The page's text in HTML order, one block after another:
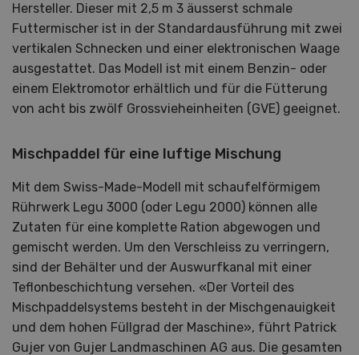
Hersteller. Dieser mit 2,5 m 3 äusserst schmale
Futtermischer ist in der Standardausführung mit zwei
vertikalen Schnecken und einer elektronischen Waage
ausgestattet. Das Modell ist mit einem Benzin- oder
einem Elektromotor erhältlich und für die Fütterung
von acht bis zwölf Grossvieheinheiten (GVE) geeignet.
Mischpaddel für eine luftige Mischung
Mit dem Swiss-Made-Modell mit schaufelförmigem
Rührwerk Legu 3000 (oder Legu 2000) können alle
Zutaten für eine komplette Ration abgewogen und
gemischt werden. Um den Verschleiss zu verringern,
sind der Behälter und der Auswurfkanal mit einer
Teflonbeschichtung versehen. «Der Vorteil des
Mischpaddelsystems besteht in der Mischgenauigkeit
und dem hohen Füllgrad der Maschine», führt Patrick
Gujer von Gujer Landmaschinen AG aus. Die gesamten